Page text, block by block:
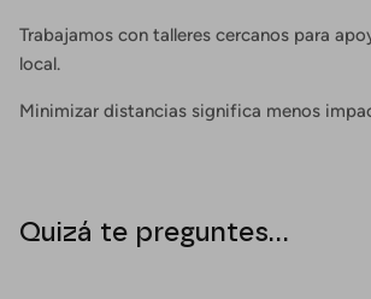
Trabajamos con talleres cercanos para
local.
Minimizar distancias significa menos
Quizá te preguntes...